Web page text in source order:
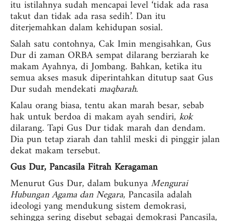
itu istilahnya sudah mencapai level ‘tidak ada rasa
takut dan tidak ada rasa sedih’. Dan itu
diterjemahkan dalam kehidupan sosial.
Salah satu contohnya, Cak Imin mengisahkan, Gus
Dur di zaman ORBA sempat dilarang berziarah ke
makam Ayahnya, di Jombang. Bahkan, ketika itu
semua akses masuk diperintahkan ditutup saat Gus
Dur sudah mendekatimaqbarah.
Kalau orang biasa, tentu akan marah besar, sebab
hak untuk berdoa di makam ayah sendiri, kok
dilarang. Tapi Gus Dur tidak marah dan dendam.
Dia pun tetap ziarah dan tahlil meski di pinggir jalan
dekat makam tersebut.
Gus Dur, Pancasila Fitrah Keragaman
Menurut Gus Dur, dalam bukunyaMengurai
Hubungan Agama dan Negara, Pancasila adalah
ideologi yang mendukung sistem demokrasi,